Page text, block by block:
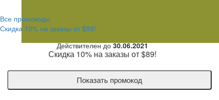
Все промокоды
Скидка 10% на заказы от $89!
Действителен до30.06.2021
Скидка 10% на заказы от $89!
Показать промокод